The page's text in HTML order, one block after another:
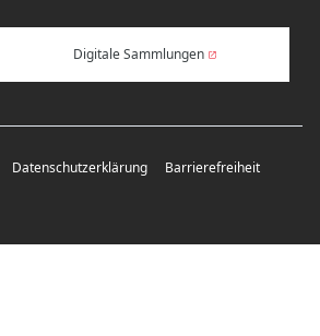
Digitale Sammlungen
Datenschutzerklärung Barrierefreiheit